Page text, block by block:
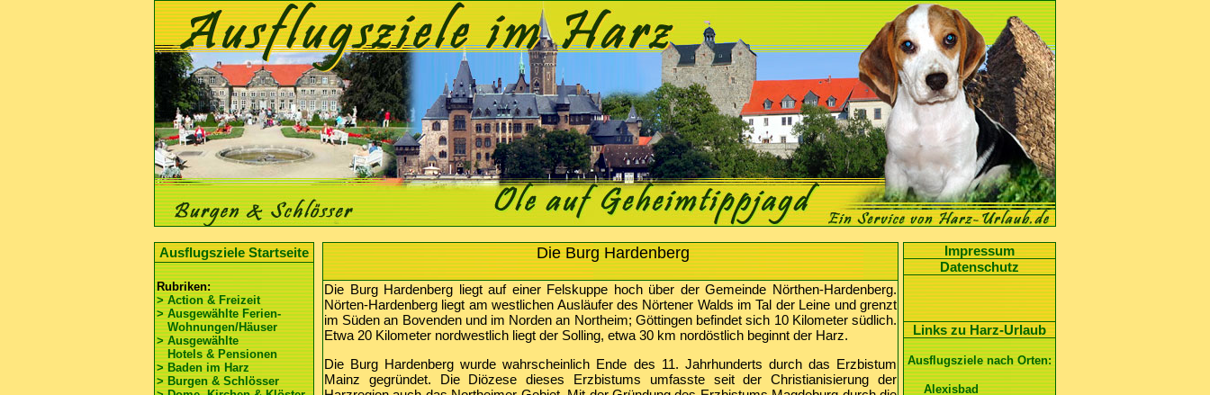
Ausflugsziele Startseite
Rubriken:
> Action & Freizeit
> Ausgewählte Ferien-
Wohnungen/Häuser
> Ausgewählte
Hotels & Pensionen
> Baden im Harz
> Burgen & Schlösser
Die Burg Hardenberg
Die Burg Hardenberg liegt auf einer Felskuppe hoch über der Gemeinde Nörthen-Hardenberg.
Nörten-Hardenberg liegt am westlichen Ausläufer des Nörtener Walds im Tal der Leine und grenzt
im Süden an Bovenden und im Norden an Northeim; Göttingen befindet sich 10 Kilometer südlich.
Etwa 20 Kilometer nordwestlich liegt der Solling, etwa 30 km nordöstlich beginnt der Harz.
Die Burg Hardenberg wurde wahrscheinlich Ende des 11. Jahrhunderts durch das Erzbistum
Mainz gegründet. Die Diözese dieses Erzbistums umfasste seit der Christianisierung der
Impressum
Datenschutz
Links zu Harz-Urlaub
Ausflugsziele nach Orten:
Alexisbad